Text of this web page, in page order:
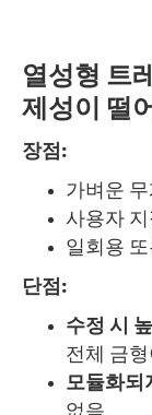
열성형 트
제성이 떨
장점:
가벼운
사용자
일회용
단점:
수정 시
전체 금
모듈화되